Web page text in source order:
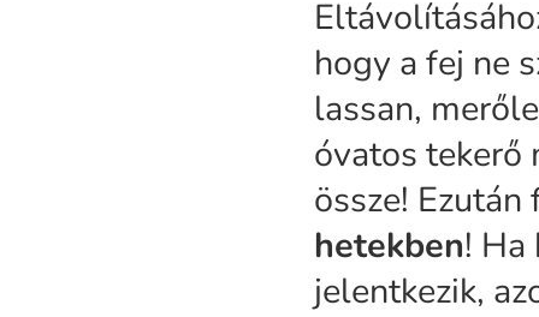
hogy a fej ne
lassan,
óvatos tekerő
össze!
hetekben! Ha
jelentkezik,